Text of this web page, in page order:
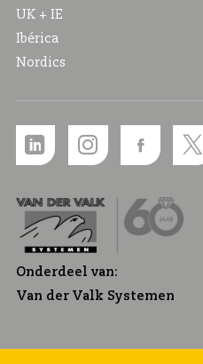
UK + IE
Ibérica
Nordics
Onderdeel van:
Van der Valk Systemen